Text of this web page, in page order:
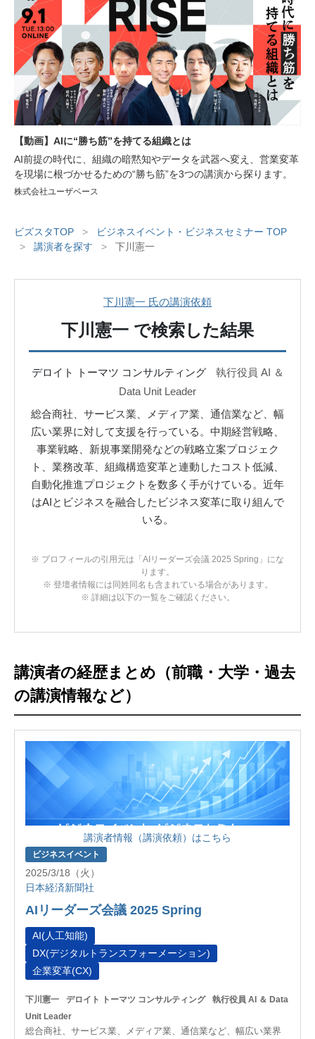
【動画】AIに“勝ち筋”を持てる組織とは
AI前提の時代に、組織の暗黙知やデータを武器へ変え、営業変革
を現場に根づかせるための“勝ち筋”を3つの講演から探ります。
株式会社ユーザベース
ビズスタTOP >
ビジネスイベント・ビジネスセミナー TOP
>
講演者を探す > 下川憲一
下川憲一 氏の講演依頼
下川憲一 で検索した結果
デロイト トーマツ コンサルティング
執行役員 AI ＆
Data Unit Leader
総合商社、サービス業、メディア業、通信業など、幅
広い業界に対して支援を行っている。中期経営戦略、
事業戦略、新規事業開発などの戦略立案プロジェク
ト、業務改革、組織構造変革と連動したコスト低減、
自動化推進プロジェクトを数多く手がけている。近年
はAIとビジネスを融合したビジネス変革に取り組んで
いる。
※ プロフィールの引用元は「AIリーダーズ会議 2025 Spring」にな
ります。
※ 登壇者情報には同姓同名も含まれている場合があります。
※ 詳細は以下の一覧をご確認ください。
講演者の経歴まとめ（前職・大学・過去
の講演情報など）
講演者情報（講演依頼）はこちら
ビジネスイベント
2025/3/18（火）
日本経済新聞社
AIリーダーズ会議 2025 Spring
AI(人工知能)
DX(デジタルトランスフォーメーション)
企業変革(CX)
下川憲一 デロイト トーマツ コンサルティング
執行役員 AI ＆ Data
Unit Leader
総合商社、サービス業、メディア業、通信業など、幅広い業界